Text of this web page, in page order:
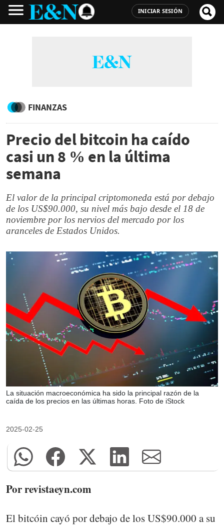
INICIAR SESIÓN
FINANZAS
Precio del bitcoin ha caído
casi un 8 % en la última
semana
El valor de la principal criptomoneda está por debajo
de los US$90.000, su nivel más bajo desde el 18 de
noviembre por los nervios del mercado por los
aranceles de Estados Unidos.
La situación macroeconómica ha sido la principal razón de la
caída de los precios en las últimas horas. Foto de iStock
2025-02-25
Por revistaeyn.com
El bitcóin cayó por debajo de los US$90.000 a su